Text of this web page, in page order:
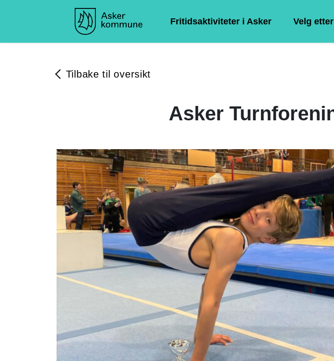
Fritidsaktiviteter i Asker Velg
Tilbake til oversikt
Asker